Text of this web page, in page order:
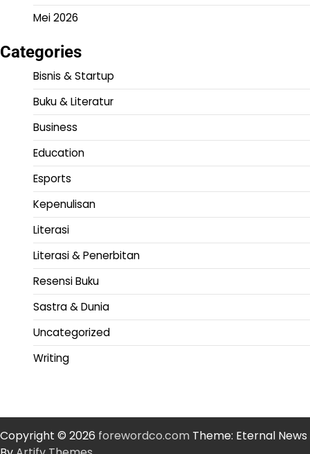
Mei 2026
Categories
Bisnis & Startup
Buku & Literatur
Business
Education
Esports
Kepenulisan
Literasi
Literasi & Penerbitan
Resensi Buku
Sastra & Dunia
Uncategorized
Writing
Copyright © 2026 forewordco.com Theme: Eternal News